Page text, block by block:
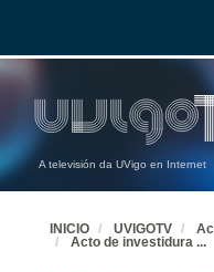
A televisión da UVigo en Internet
INICIO UVIGOTV
Acto de investidura ...